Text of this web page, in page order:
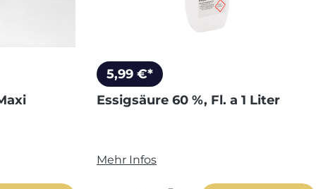
5,99 €*
Essigsäure 60 %, Fl. a 1 Liter
Mehr Infos